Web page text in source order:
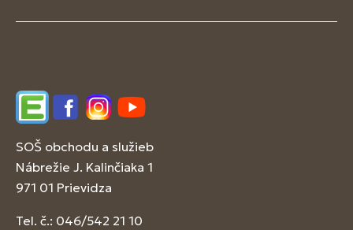
EdupageFacebookInstagram
YouTube
SOŠ obchodu a služieb
Nábrežie J. Kalinčiaka 1
971 01 Prievidza
Tel. č.: 046/542 21 10